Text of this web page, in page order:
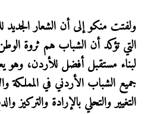
ولفتت منكو إلى أن الشعار
التي تؤكد أن الشباب هم ثروة
لبناء مستقبل أفضل للأردن، وهو
جميع الشباب الأردني في المملكة
التغيير والتحلي بالإرادة والتركيز